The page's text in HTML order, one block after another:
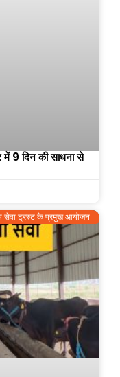
में 9 दिन की साधना से
सेवा ट्रस्ट के प्रमुख आयोजन